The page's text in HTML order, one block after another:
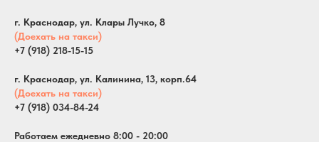
г. Краснодар, ул. Клары Лучко, 8
(Доехать на такси)
+7 (918) 218-15-15
г. Краснодар, ул. Калинина, 13, корп.64
(Доехать на такси)
+7 (918) 034-84-24
Работаем ежедневно 8:00 - 20:00